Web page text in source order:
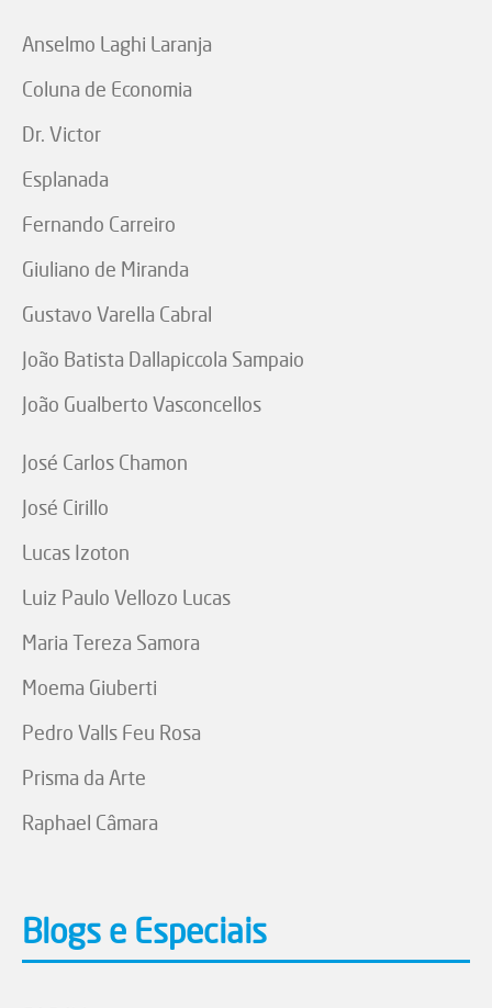
Anselmo Laghi Laranja
Coluna de Economia
Dr. Victor
Esplanada
Fernando Carreiro
Giuliano de Miranda
Gustavo Varella Cabral
João Batista Dallapiccola Sampaio
João Gualberto Vasconcellos
José Carlos Chamon
José Cirillo
Lucas Izoton
Luiz Paulo Vellozo Lucas
Maria Tereza Samora
Moema Giuberti
Pedro Valls Feu Rosa
Prisma da Arte
Raphael Câmara
Blogs e Especiais